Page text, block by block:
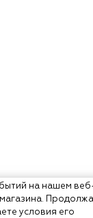
на нашем
условия его